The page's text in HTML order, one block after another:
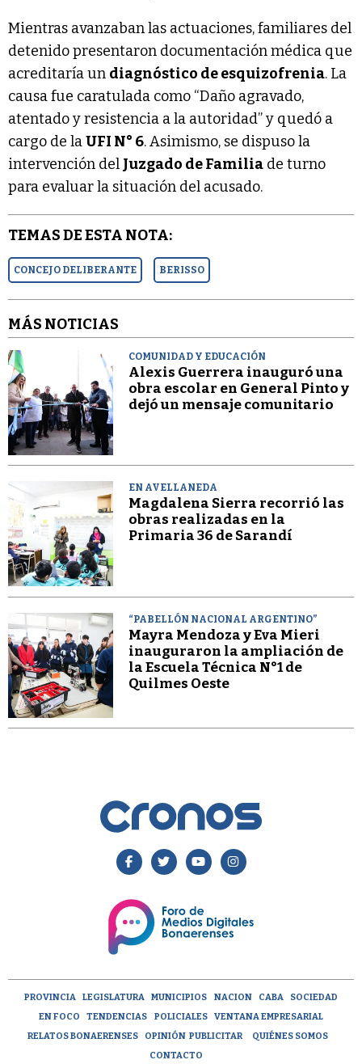
Mientras avanzaban las actuaciones, familiares del
detenido presentaron documentación médica que
acreditaría un diagnóstico de esquizofrenia. La
causa fue caratulada como “Daño agravado,
atentado y resistencia a la autoridad” y quedó a
cargo de laUFI N° 6. Asimismo, se dispuso la
intervención del Juzgado de Familia de turno
para evaluar la situación del acusado.
TEMAS DE ESTA NOTA:
CONCEJO DELIBERANTE BERISSO
MÁS NOTICIAS
COMUNIDAD Y EDUCACIÓN
Alexis Guerrera inauguró una
obra escolar en General Pinto y
dejó un mensaje comunitario
EN AVELLANEDA
Magdalena Sierra recorrió las
obras realizadas en la
Primaria 36 de Sarandí
“PABELLÓN NACIONAL ARGENTINO”
Mayra Mendoza y Eva Mieri
inauguraron la ampliación de
la Escuela Técnica N°1 de
Quilmes Oeste
PROVINCIA LEGISLATURA MUNICIPIOS NACION CABA
SOCIEDAD
EN FOCO
TENDENCIAS POLICIALES
VENTANA EMPRESARIAL
RELATOS BONAERENSES
OPINIÓN PUBLICITAR
QUIÉNES SOMOS
CONTACTO